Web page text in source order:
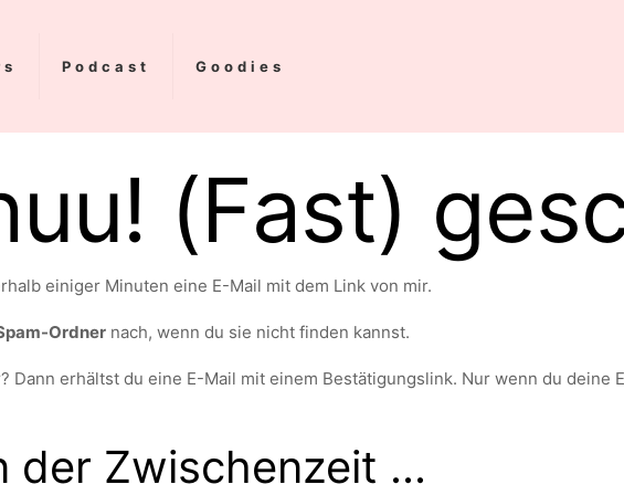
Podcast Goodies
(Fast)
einiger Minuten eine E-Mail mit dem Link von mir.
Ordnernach, wenn du sie nicht finden kannst.
Dann erhältst du eine E-Mail mit einem Bestätigungslink. Nur wenn du
der Zwischenzeit ...